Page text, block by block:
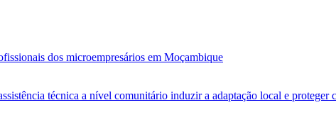
dos microempresários em Moçambique
técnica a nível comunitário induzir a adaptação local e proteger